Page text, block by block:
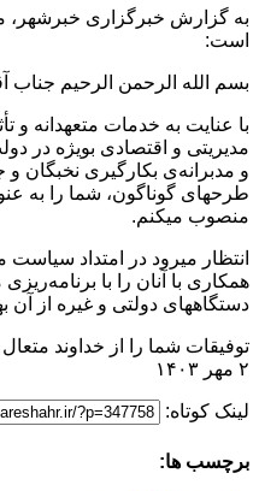
به گزارش خبرگزاری خبرشهر،
است:
بسم الله الرحمن الرحیم جناب
با عنایت به خدمات متعهدانه و
مدیریتی و اقتصادی بویژه
و مدبرانه‌ی بکارگیری نخبگان و
طرحهای گوناگون، شما را به
منصوب میکنم.
انتظار میرود در امتداد
همکاری با آنان را با
دستگاههای دولتی و غیره از آن
توفیقات شما را از خداوند
۲ مهر ۱۴۰۳
لینک کوتاه:
برچسب ها: